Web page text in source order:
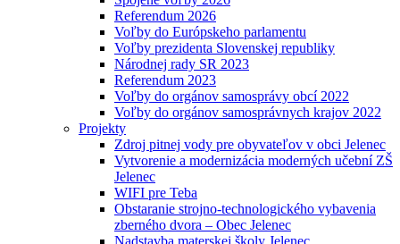
Referendum 2026
Voľby do Európskeho parlamentu
Voľby prezidenta Slovenskej republiky
Národnej rady SR 2023
Referendum 2023
Voľby do orgánov samosprávy obcí 2022
Voľby do orgánov samosprávnych krajov 2022
Projekty
Zdroj pitnej vody pre obyvateľov v obci Jelenec
Vytvorenie a modernizácia moderných učební ZŠ
Jelenec
WIFI pre Teba
Obstaranie strojno-technologického vybavenia
zberného dvora – Obec Jelenec
Nadstavba materskej školy Jelenec